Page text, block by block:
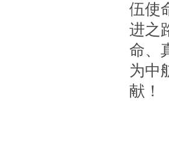
伍使
进之
命、
为中
献！